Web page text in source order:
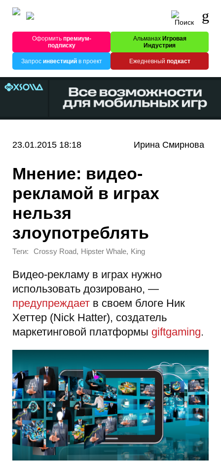
Оформитьпремиум-
подписку
Альманах Игровая
Индустрия
Запрос инвестицийв проект Ежедневный подкаст
23.01.2015 18:18 Ирина Смирнова
Мнение: видео-
рекламой в играх
нельзя
злоупотреблять
Теги: Crossy Road, Hipster Whale, King
Видео-рекламу в играх нужно
использовать дозировано, —
предупреждает в своем блоге Ник
Хеттер (Nick Hatter), создатель
маркетинговой платформы giftgaming.